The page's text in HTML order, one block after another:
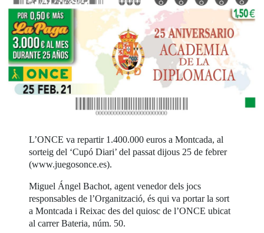
L’ONCE va repartir 1.400.000 euros a Montcada, al
sorteig del ‘Cupó Diari’ del passat dijous 25 de febrer
(www.juegosonce.es).
Miguel Ángel Bachot, agent venedor dels jocs
responsables de l’Organització, és qui va portar la sort
a Montcada i Reixac des del quiosc de l’ONCE ubicat
al carrer Bateria, núm. 50.